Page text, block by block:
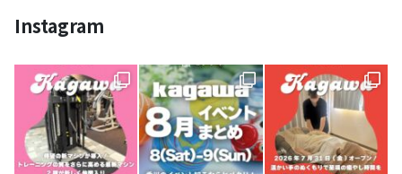
Instagram